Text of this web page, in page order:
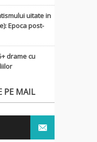
uitate in
Epoca post-
drame cu
PE MAIL